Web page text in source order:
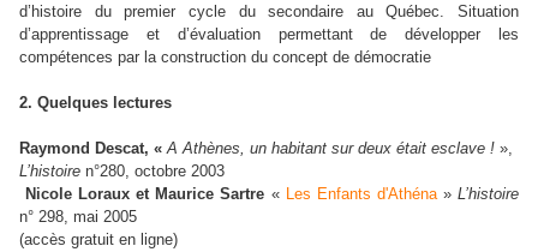
d’histoire du premier cycle du secondaire au Québec. Situation
d’apprentissage et d’évaluation permettant de développer les
compétences par la construction du concept de démocratie
2. Quelques lectures
Raymond Descat, «A Athènes, un habitant sur deux était esclave ! »,
L’histoire n°280, octobre 2003
Nicole Loraux et Maurice Sartre « Les Enfants d'Athéna»L’histoire
n° 298, mai 2005
(accès gratuit en ligne)